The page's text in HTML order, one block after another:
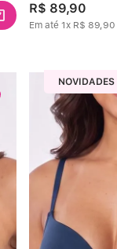
R$ 89,90
Em até 1x R$ 89,90
NOVIDADES